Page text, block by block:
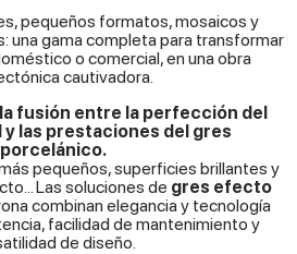
pequeños formatos, mosaicos y
una gama completa para transformar
o comercial, en una obra
cautivadora.
fusión entre la perfección del
y las prestaciones del gres
porcelánico.
pequeños, superficies brillantes y
Las soluciones de gres efecto
combinan elegancia y tecnología
facilidad de mantenimiento y
de diseño.